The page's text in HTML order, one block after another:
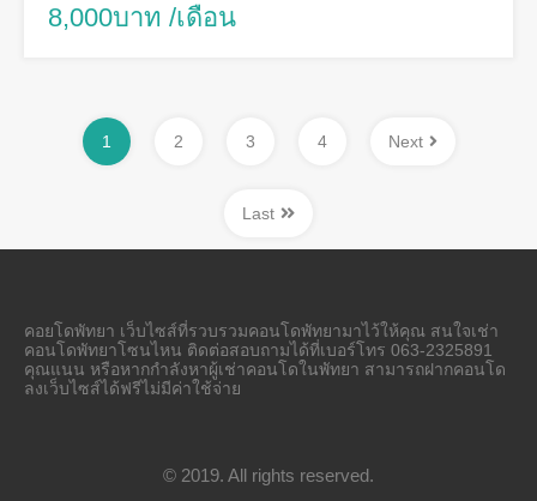
8,000บาท /เดือน
1 2 3 4 Next
Last
คอยโดพัทยา เว็บไซส์ที่รวบรวมคอนโดพัทยามาไว้ให้คุณ สนใจเช่า
คอนโดพัทยาโซนไหน ติดต่อสอบถามได้ที่เบอร์โทร 063-2325891
คุณแนน หรือหากกำลังหาผู้เช่าคอนโดในพัทยา สามารถฝากคอนโด
ลงเว็บไซส์ได้ฟรีไม่มีค่าใช้จ่าย
© 2019. All rights reserved.